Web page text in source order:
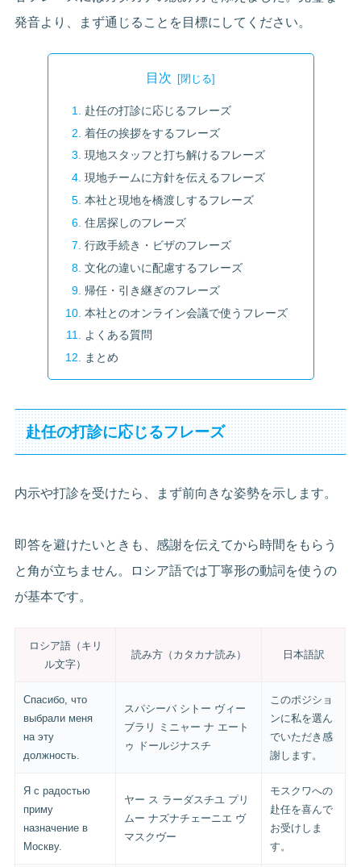
発音より、まず通じることを目標にしてください。
目次
赴任の打診に応じるフレーズ
着任の挨拶をするフレーズ
現地スタッフと打ち解けるフレーズ
現地チームに方針を伝えるフレーズ
本社と現地を橋渡しするフレーズ
住居探しのフレーズ
行政手続き・ビザのフレーズ
文化の違いに配慮するフレーズ
帰任・引き継ぎのフレーズ
本社とのオンライン会議で使うフレーズ
よくある質問
まとめ
赴任の打診に応じるフレーズ
内示や打診を受けたら、まず前向きな姿勢を示します。
即答を避けたいときも、感謝を伝えてから時間をもらう
と角が立ちません。ロシア語では丁寧形の動詞を使うの
が基本です。
ロシア語（キリ
ル文字）
読み方（カタカナ読み） 日本語訳
Спасибо, что
выбрали меня
на эту
должность.
スパシーバ シトー ヴィー
ブラリ ミニャー ナ エート
ゥ ドールジナスチ
このポジショ
ンに私を選ん
でいただき感
謝します。
Я с радостью
приму
назначение в
Москву.
ヤー ス ラーダスチユ プリ
ムー ナズナチェーニエ ヴ
マスクヴー
モスクワへの
赴任を喜んで
お受けしま
す。